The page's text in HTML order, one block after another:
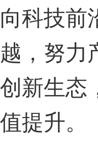
向科技前
越，努力
创新生态
值提升。